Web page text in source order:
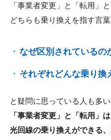
「事業者変更」と「転用」
どちらも乗り換えを指す言葉
なぜ区別されているの
それぞれどんな乗り換
と疑問に思っている人も多
「事業者変更」と「転用」
光回線の乗り換えができる